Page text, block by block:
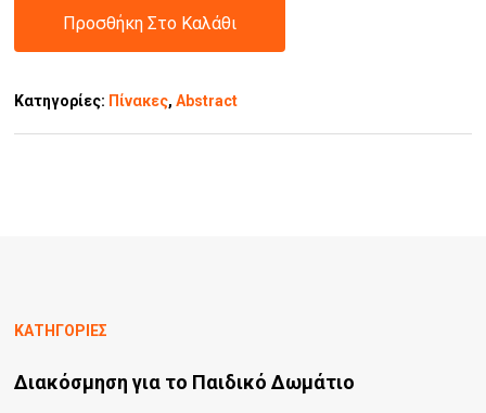
Προσθήκη Στο Καλάθι
Κατηγορίες: Πίνακες,Abstract
ΚΑΤΗΓΟΡΙΕΣ
Διακόσμηση για το Παιδικό Δωμάτιο